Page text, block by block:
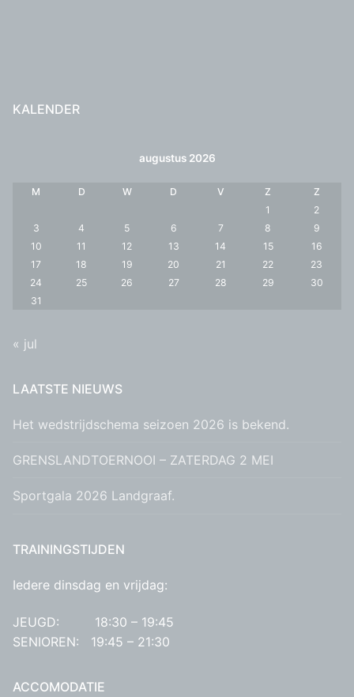
KALENDER
augustus 2026
M D W D V Z
Z
1
2
3
4 5 6 7 8
9
10
11 12 13 14 15
16
17
18 19 20 21 22
23
24
25 26 27 28 29
30
31
« jul
LAATSTE NIEUWS
Het wedstrijdschema seizoen 2026 is bekend.
GRENSLANDTOERNOOI – ZATERDAG 2 MEI
Sportgala 2026 Landgraaf.
TRAININGSTIJDEN
Iedere dinsdag en vrijdag:
JEUGD: 18:30 – 19:45
SENIOREN: 19:45 – 21:30
ACCOMODATIE